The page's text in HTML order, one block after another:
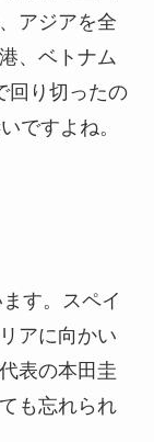
アジアを全
、ベトナム
回り切ったの
ですよね。
す。スペイ
アに向かい
表の本田圭
も忘れられ